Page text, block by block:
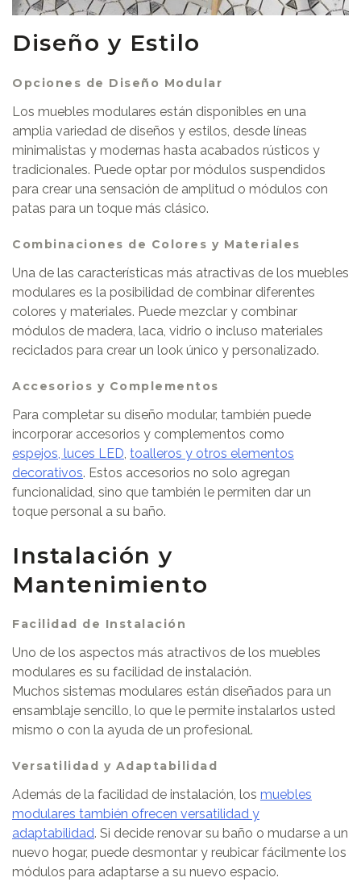
Diseño y Estilo
Opciones de Diseño Modular
Los muebles modulares están disponibles en una
amplia variedad de diseños y estilos, desde líneas
minimalistas y modernas hasta acabados rústicos y
tradicionales. Puede optar por módulos suspendidos
para crear una sensación de amplitud o módulos con
patas para un toque más clásico.
Combinaciones de Colores y Materiales
Una de las características más atractivas de los muebles
modulares es la posibilidad de combinar diferentes
colores y materiales. Puede mezclar y combinar
módulos de madera, laca, vidrio o incluso materiales
reciclados para crear un look único y personalizado.
Accesorios y Complementos
Para completar su diseño modular, también puede
incorporar accesorios y complementos como
espejos, luces LED toalleros y otros elementos
decorativos. Estos accesorios no solo agregan
funcionalidad, sino que también le permiten dar un
toque personal a su baño.
Instalación y
Mantenimiento
Facilidad de Instalación
Uno de los aspectos más atractivos de los muebles
modulares es su facilidad de instalación.
Muchos sistemas modulares están diseñados para un
ensamblaje sencillo, lo que le permite instalarlos usted
mismo o con la ayuda de un profesional.
Versatilidad y Adaptabilidad
Además de la facilidad de instalación, los muebles
modulares también ofrecen versatilidad y
adaptabilidad. Si decide renovar su baño o mudarse a un
nuevo hogar, puede desmontar y reubicar fácilmente los
módulos para adaptarse a su nuevo espacio.